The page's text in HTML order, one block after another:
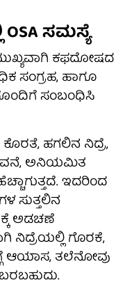
ಸಮಸ್ಯೆ
ಕಫದೋಷದ
ಸಂಗ್ರಹ, ಹಾಗೂ
ಸಂಬಂಧಿಸಿ
ಹಗಲಿನ ನಿದ್ರೆ,
ಅನಿಯಮಿತ
ಇದರಿಂದ
ಸುತ್ತಲಿನ
ಅಡಚಣೆ
ನಿದ್ರೆಯಲ್ಲಿ ಗೊರಕೆ,
ಆಯಾಸ, ತಲೆನೋವು